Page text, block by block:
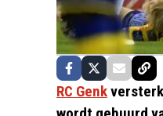
RC Genk